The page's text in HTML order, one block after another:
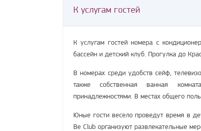
К услугам гостей
К услугам гостей номера с
бассейн и детский клуб. Прогулка до
В номерах среди удобств сейф,
также собственная ванная
принадлежностями. В местах общего
Юные гости весело проведут время в
Be Club организуют развлекательные